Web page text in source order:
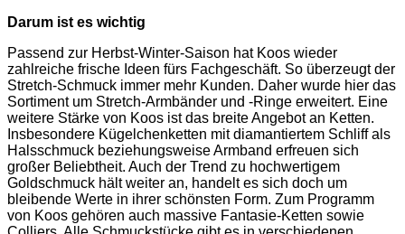
Darum ist es wichtig
Passend zur Herbst-Winter-Saison hat Koos wieder
zahlreiche frische Ideen fürs Fachgeschäft. So überzeugt der
Stretch-Schmuck immer mehr Kunden. Daher wurde hier das
Sortiment um Stretch-Armbänder und -Ringe erweitert. Eine
weitere Stärke von Koos ist das breite Angebot an Ketten.
Insbesondere Kügelchenketten mit diamantiertem Schliff als
Halsschmuck beziehungsweise Armband erfreuen sich
großer Beliebtheit. Auch der Trend zu hochwertigem
Goldschmuck hält weiter an, handelt es sich doch um
bleibende Werte in ihrer schönsten Form. Zum Programm
von Koos gehören auch massive Fantasie-Ketten sowie